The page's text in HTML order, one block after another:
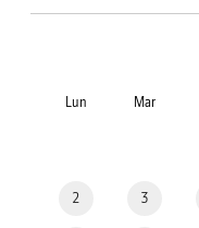
Lun Mar
2 3